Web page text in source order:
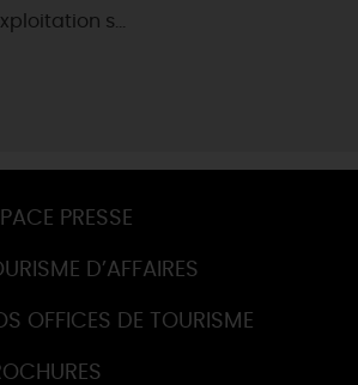
s...
PRESSE
D’AFFAIRES
OFFICES DE TOURISME